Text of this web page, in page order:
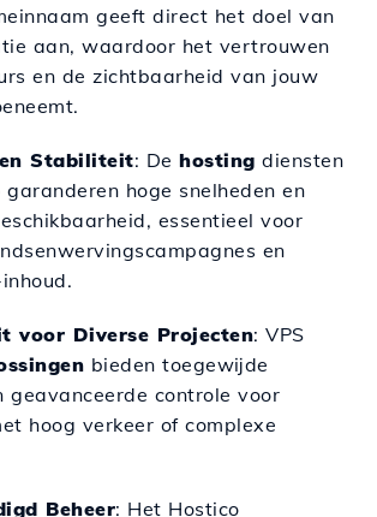
geeft direct het doel van
aan, waardoor het vertrouwen
en de zichtbaarheid van jouw
Stabiliteit: De hosting diensten
hoge snelheden en
essentieel voor
en
voor Diverse Projecten: VPS
bieden toegewijde
geavanceerde controle voor
hoog verkeer of complexe
Beheer: Het Hostico